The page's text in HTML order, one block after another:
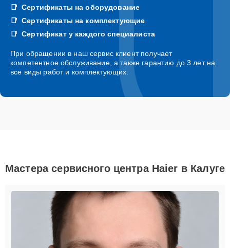
Сертификаты на оборудование
Сертификаты на комплектующие
Сертификат у каждого специалиста
При обращении в наш сервис клиент получает
компетентное обслуживание, а также гарантию до 3 лет на
все виды работ и комплектующих.
Мастера сервисного центра Haier в Калуге